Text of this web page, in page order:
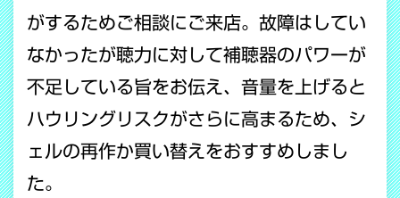
がするためご相談にご来店。故障はしてい
なかったが聴力に対して補聴器のパワーが
不足している旨をお伝え、音量を上げると
ハウリングリスクがさらに高まるため、シ
ェルの再作か買い替えをおすすめしまし
た。